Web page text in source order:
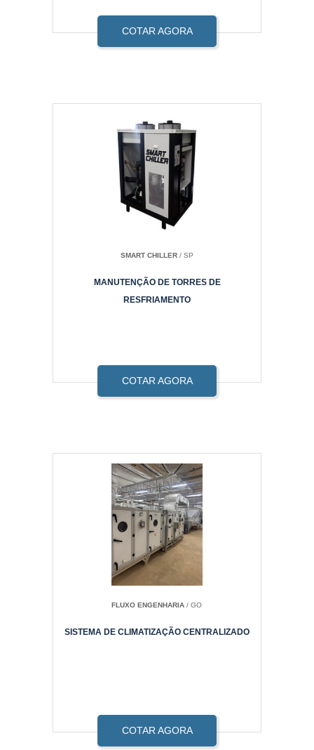
COTAR AGORA
SMART CHILLER/ SP
MANUTENÇÃO DE TORRES DE
RESFRIAMENTO
COTAR AGORA
FLUXO ENGENHARIA / GO
SISTEMA DE CLIMATIZAÇÃO CENTRALIZADO
COTAR AGORA